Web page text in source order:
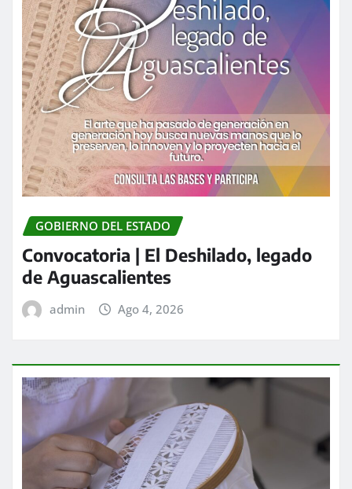
GOBIERNO DEL ESTADO
Convocatoria | El Deshilado, legado
de Aguascalientes
admin Ago 4, 2026